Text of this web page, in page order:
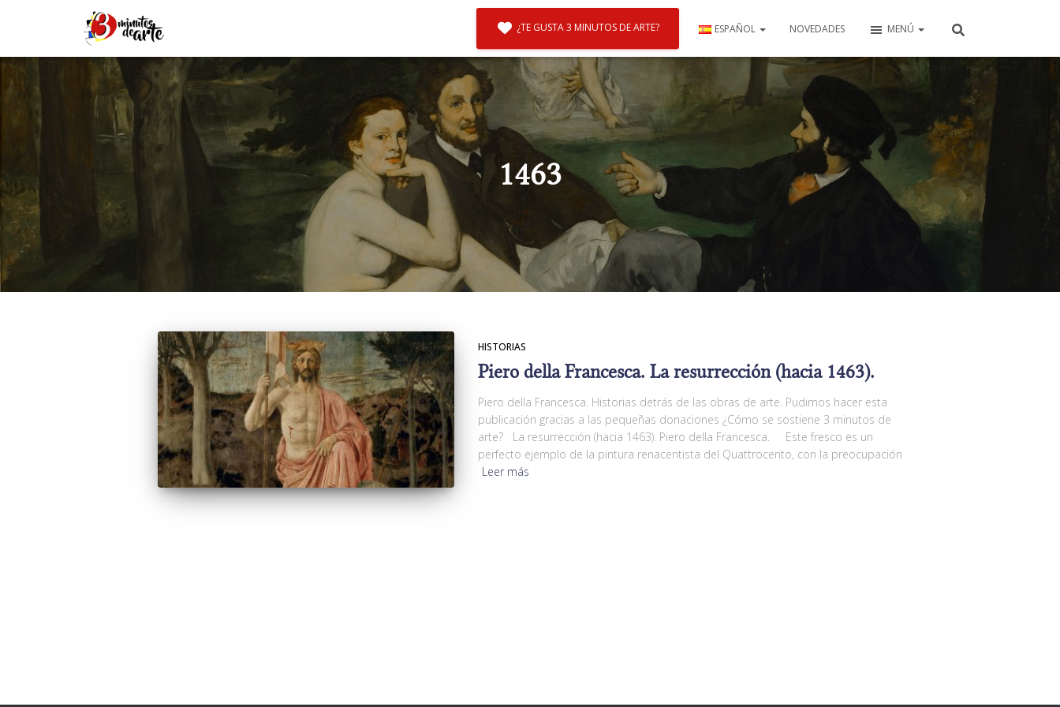
¿TE GUSTA 3 MINUTOS DE ARTE? ESPAÑOL NOVEDADES MENÚ
1463
HISTORIAS
Piero della Francesca. La resurrección (hacia 1463).
Piero della Francesca. Historias detrás de las obras de arte. Pudimos hacer esta
publicación gracias a las pequeñas donaciones ¿Cómo se sostiene 3 minutos de
arte? La resurrección (hacia 1463). Piero della Francesca. Este fresco es un
perfecto ejemplo de la pintura renacentista del Quattrocento, con la preocupación
Leer más